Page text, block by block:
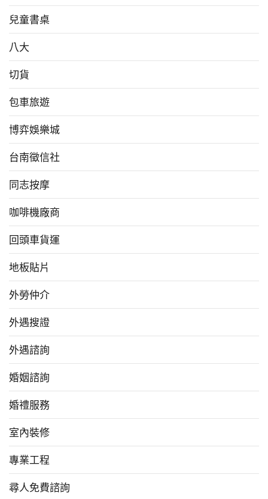
兒童書桌
八大
切貨
包車旅遊
博弈娛樂城
台南徵信社
同志按摩
咖啡機廠商
回頭車貨運
地板貼片
外勞仲介
外遇搜證
外遇諮詢
婚姻諮詢
婚禮服務
室內裝修
專業工程
尋人免費諮詢